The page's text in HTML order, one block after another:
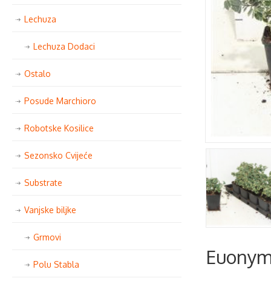
Lechuza
Lechuza Dodaci
Ostalo
Posude Marchioro
Robotske Kosilice
Sezonsko Cvijeće
Substrate
Vanjske biljke
Grmovi
Polu Stabla